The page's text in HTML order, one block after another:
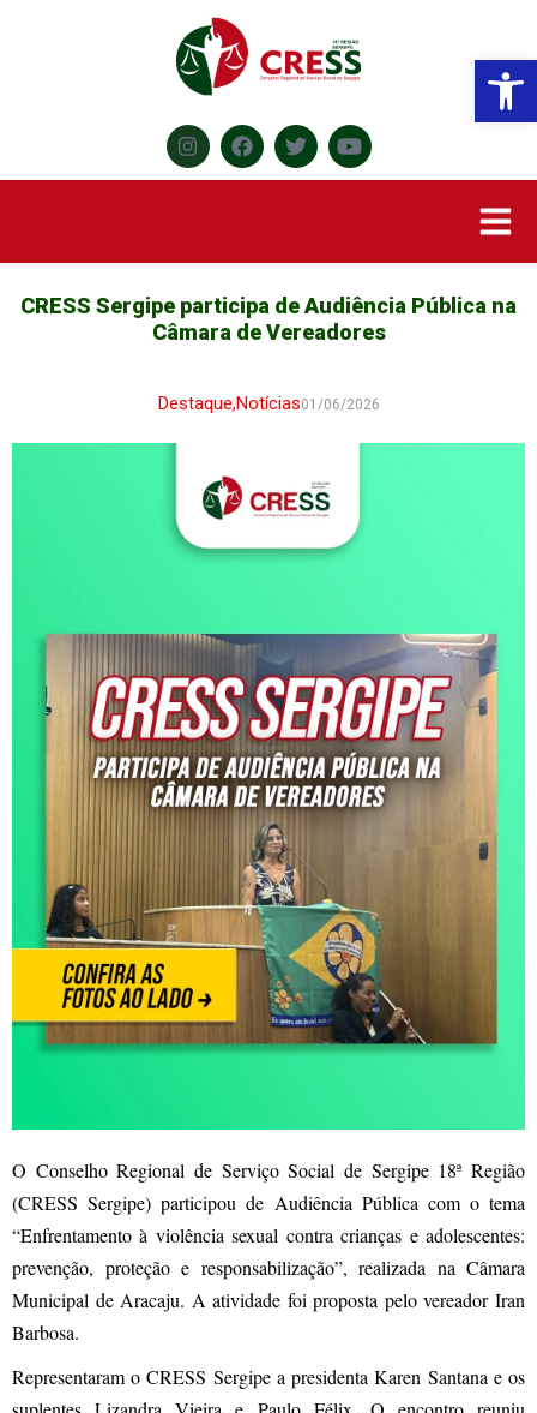
CRESS Sergipe participa de Audiência Pública na
Câmara de Vereadores
Destaque,Notícias01/06/2026
O Conselho Regional de Serviço Social de Sergipe 18ª Região
(CRESS Sergipe) participou de Audiência Pública com o tema
“Enfrentamento à violência sexual contra crianças e adolescentes:
prevenção, proteção e responsabilização”, realizada na Câmara
Municipal de Aracaju. A atividade foi proposta pelo vereador Iran
Barbosa.
Representaram o CRESS Sergipe a presidenta Karen Santana e os